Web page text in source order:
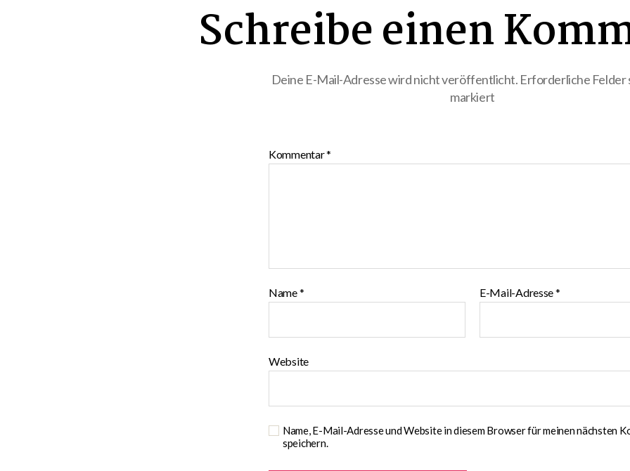
Schreibe einen
Deine E-Mail-Adresse wird nicht veröffentlicht. Erforderliche Felder
markiert
Kommentar*
Name* E-Mail-Adresse*
Website
Name, E-Mail-Adresse und Website in diesem Browser für meinen nächsten
speichern.